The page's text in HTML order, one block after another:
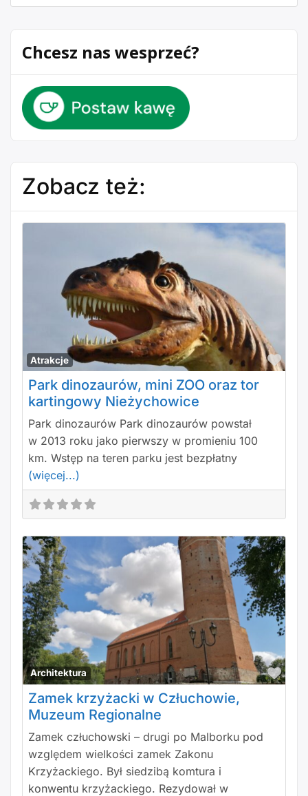
Chcesz nas wesprzeć?
Zobacz też:
Atrakcje
Park dinozaurów, mini ZOO oraz tor
kartingowy Nieżychowice
Park dinozaurów Park dinozaurów powstał
w 2013 roku jako pierwszy w promieniu 100
km. Wstęp na teren parku jest bezpłatny
(więcej...)
Architektura
Zamek krzyżacki w Człuchowie,
Muzeum Regionalne
Zamek człuchowski – drugi po Malborku pod
względem wielkości zamek Zakonu
Krzyżackiego. Był siedzibą komtura i
konwentu krzyżackiego. Rezydował w